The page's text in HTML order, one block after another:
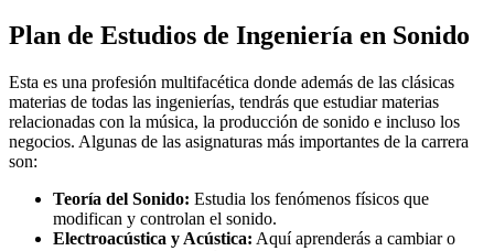
Plan de Estudios de Ingeniería en Sonido
Esta es una profesión multifacética donde además de las clásicas
materias de todas las ingenierías, tendrás que estudiar materias
relacionadas con la música, la producción de sonido e incluso los
negocios. Algunas de las asignaturas más importantes de la carrera
son:
Teoría del Sonido: Estudia los fenómenos físicos que
modifican y controlan el sonido.
Electroacústica y Acústica: Aquí aprenderás a cambiar o